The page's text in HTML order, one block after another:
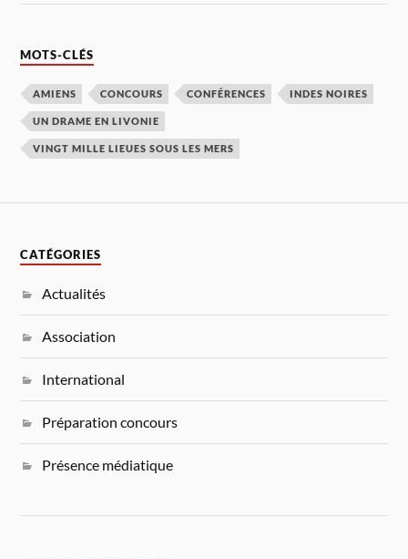
MOTS-CLÉS
AMIENS CONCOURS CONFÉRENCES INDES NOIRES
UN DRAME EN LIVONIE
VINGT MILLE LIEUES SOUS LES MERS
CATÉGORIES
Actualités
Association
International
Préparation concours
Présence médiatique